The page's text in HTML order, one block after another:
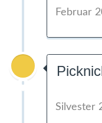
Februar
Silvester